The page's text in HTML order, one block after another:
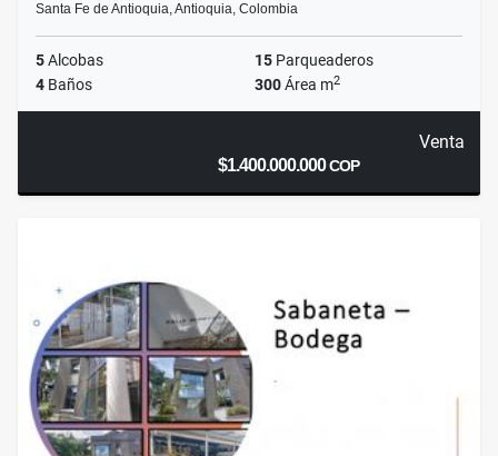
Santa Fe de Antioquia, Antioquia, Colombia
5Alcobas 15 Parqueaderos
4 Baños 300Área m2
Venta
$1.400.000.000COP